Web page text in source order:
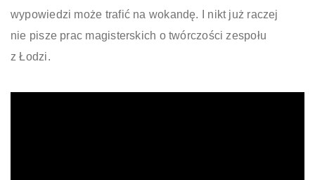
wypowiedzi może trafić na wokandę. I nikt już raczej
nie pisze prac magisterskich o twórczości zespołu
z Łodzi.